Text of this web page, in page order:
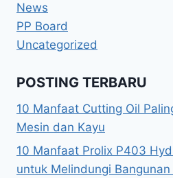
News
PP Board
Uncategorized
POSTING TERBARU
10 Manfaat Cutting Oil
Mesin dan Kayu
10 Manfaat Prolix P403
untuk Melindungi